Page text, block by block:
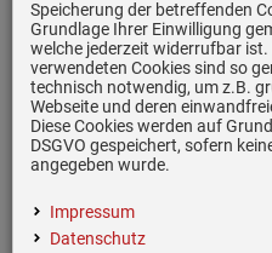
Einloggen und Bewertung
Länge: 100 cm
Speicherung der betreffenden
Grundlage Ihrer Einwilligung
welche jederzeit widerrufbar ist.
verwendeten Cookies sind so
technisch notwendig, um z.B.
Webseite und deren
Diese Cookies werden auf
DSGVO gespeichert, sofern
angegeben wurde.
Impressum
Datenschutz